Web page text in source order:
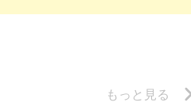
もっと見る